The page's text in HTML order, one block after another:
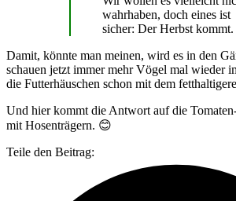
wahrhaben, doch eines ist
sicher: Der Herbst kommt.
Damit, könnte man meinen, wird es in den
schauen jetzt immer mehr Vögel mal wieder
die Futterhäuschen schon mit dem
Und hier kommt die Antwort auf die
mit Hosenträgern. 😊
Teile den Beitrag: